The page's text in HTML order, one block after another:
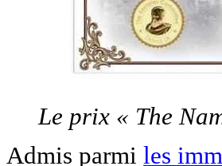
Le prix « The
Admis parmi les